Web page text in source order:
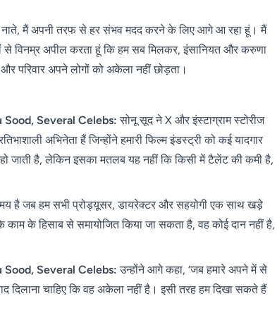
मैं अपनी तरफ से हर संभव मदद करने के लिए आगे आ रहा हूं। मैं
से विनम्र अपील करता हूं कि हम सब मिलकर, इंसानियत और करुणा
परिवार अपने लोगों को अकेला नहीं छोड़ता।
Sood, Several Celebs:सोनू सूद ने X और इंस्टाग्राम स्टोरीज
अभिनेता हैं जिन्होंने हमारी फिल्म इंडस्ट्री को कई यादगार
जाती है, लेकिन इसका मतलब यह नहीं कि किसी में टैलेंट की कमी है,
है जब हम सभी प्रोड्यूसर, डायरेक्टर और सहयोगी एक साथ खड़े
काम के हिसाब से समायोजित किया जा सकता है, वह कोई दान नहीं है,
Sood, Several Celebs:उन्होंने आगे कहा, ‘जब हमारे अपने में से
दिलाना चाहिए कि वह अकेला नहीं है। इसी तरह हम दिखा सकते हैं